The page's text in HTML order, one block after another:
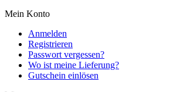
Mein Konto
Anmelden
Registrieren
Passwort vergessen?
Wo ist meine Lieferung?
Gutschein einlösen